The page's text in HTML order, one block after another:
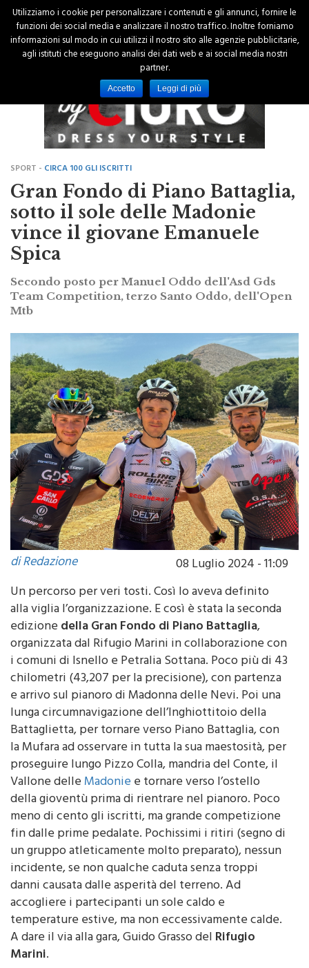
SPORT - CIRCA 100 GLI ISCRITTI
Gran Fondo di Piano Battaglia,
sotto il sole delle Madonie
vince il giovane Emanuele
Spica
Secondo posto per Manuel Oddo dell'Asd Gds
Team Competition, terzo Santo Oddo, dell'Open
Mtb
di Redazione
08 Luglio 2024 - 11:09
Un percorso per veri tosti. Così lo aveva definito
alla viglia l’organizzazione. E così è stata la seconda
edizionedella Gran Fondo di Piano Battaglia,
organizzata dal Rifugio Marini in collaborazione con
i comuni di Isnello e Petralia Sottana. Poco più di 43
chilometri (43,207 per la precisione), con partenza
e arrivo sul pianoro di Madonna delle Nevi. Poi una
lunga circumnavigazione dell’Inghiottitoio della
Battaglietta, per tornare verso Piano Battaglia, con
la Mufara ad osservare in tutta la sua maestosità, per
proseguire lungo Pizzo Colla, mandria del Conte, il
Vallone delleMadoniee tornare verso l’ostello
della gioventù prima di rientrare nel pianoro. Poco
meno di cento gli iscritti, ma grande competizione
fin dalle prime pedalate. Pochissimi i ritiri (segno di
un gruppo atleticamente molto preparato), nessun
incidente, se non qualche caduta senza troppi
danni causata dalle asperità del terreno. Ad
accogliere i partecipanti un sole caldo e
temperature estive, ma non eccessivamente calde.
A dare il via alla gara, Guido Grasso delRifugio
Marini.
Utilizziamo i cookie per personalizzare i contenuti e gli annunci, fornire le
funzioni dei social media e analizzare il nostro traffico. Inoltre forniamo
informazioni sul modo in cui utilizzi il nostro sito alle agenzie pubblicitarie,
agli istituti che eseguono analisi dei dati web e ai social media nostri
partner.
Accetto Leggi di più